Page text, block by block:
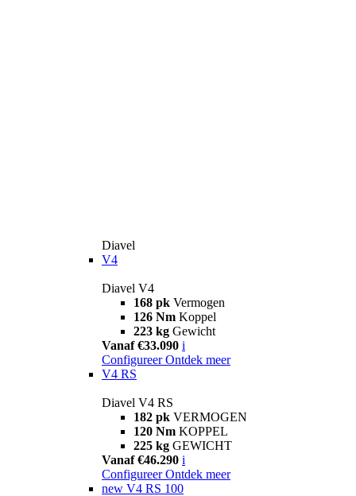
Diavel
V4
Diavel V4
168 pk Vermogen
126 Nm Koppel
223 kg Gewicht
Vanaf €33.090 i
Configureer Ontdek meer
V4 RS
Diavel V4 RS
182 pk VERMOGEN
120 Nm KOPPEL
225 kg GEWICHT
Vanaf €46.290 i
Configureer Ontdek meer
new V4 RS 100